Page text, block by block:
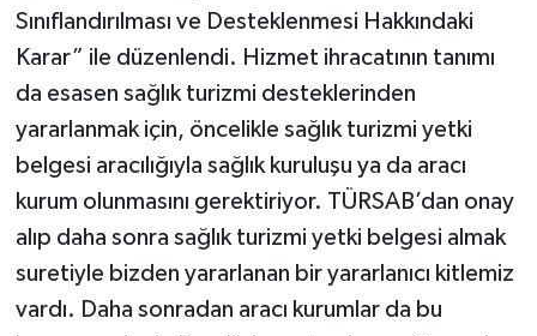
Sınıflandırılması ve Desteklenmesi Hakkındaki
Karar” ile düzenlendi. Hizmet ihracatının tanımı
da esasen sağlık turizmi desteklerinden
yararlanmak için, öncelikle sağlık turizmi yetki
belgesi aracılığıyla sağlık kuruluşu ya da aracı
kurum olunmasını gerektiriyor. TÜRSAB’dan onay
alıp daha sonra sağlık turizmi yetki belgesi almak
suretiyle bizden yararlanan bir yararlanıcı kitlemiz
vardı. Daha sonradan aracı kurumlar da bu